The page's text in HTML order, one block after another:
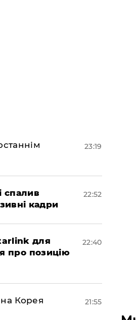
23:19
спалив
кадри
22:52
для
про позицію
22:40
Корея
21:55